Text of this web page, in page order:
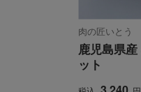
肉の匠いとう
鹿児島県
ット